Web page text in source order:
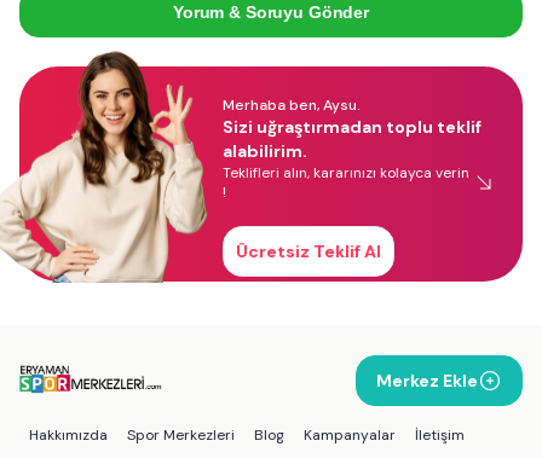
Yorum & Soruyu Gönder
Merhaba ben, Aysu.
Sizi uğraştırmadan toplu teklif
alabilirim.
Teklifleri alın, kararınızı kolayca verin
!
Ücretsiz Teklif Al
Merkez Ekle
Hakkımızda Spor Merkezleri Blog Kampanyalar İletişim